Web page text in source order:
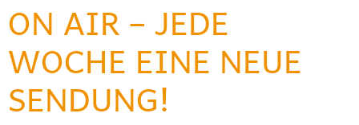
ON AIR – JEDE
WOCHE EINE NEUE
SENDUNG!